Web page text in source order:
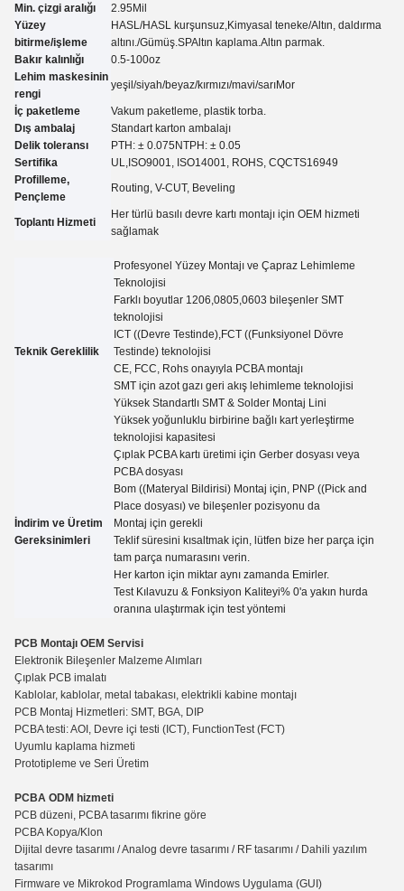
Min. çizgi aralığı
2.95Mil
Yüzey
bitirme/işleme
HASL/HASL kurşunsuz,Kimyasal teneke/Altın, daldırma
altını. /Gümüş. SPAltın kaplama. Altın parmak.
Bakır kalınlığı
0.5-100oz
Lehim maskesinin
rengi
yeşil/siyah/beyaz/kırmızı/mavi/sarıMor
İç paketleme
Vakum paketleme, plastik torba.
Dış ambalaj
Standart karton ambalajı
Delik toleransı
PTH: ± 0.075NTPH: ± 0.05
Sertifika
UL, ISO9001, ISO14001, ROHS, CQCTS16949
Profilleme,
Pençleme
Routing, V-CUT, Beveling
Toplantı Hizmeti
Her türlü basılı devre kartı montajı için OEM hizmeti
sağlamak
Teknik Gereklilik
Profesyonel Yüzey Montajı ve Çapraz Lehimleme
Teknolojisi
Farklı boyutlar 1206,0805,0603 bileşenler SMT
teknolojisi
ICT ((Devre Testinde),FCT ((Funksiyonel Dövre
Testinde) teknolojisi
CE, FCC, Rohs onayıyla PCBA montajı
SMT için azot gazı geri akış lehimleme teknolojisi
Yüksek Standartlı SMT & Solder Montaj Lini
Yüksek yoğunluklu birbirine bağlı kart yerleştirme
teknolojisi kapasitesi
İndirim ve Üretim
Gereksinimleri
Çıplak PCBA kartı üretimi için Gerber dosyası veya
PCBA dosyası
Bom ((Materyal Bildirisi) Montaj için, PNP ((Pick and
Place dosyası) ve bileşenler pozisyonu da
Montaj için gerekli
Teklif süresini kısaltmak için, lütfen bize her parça için
tam parça numarasını verin.
Her karton için miktar aynı zamanda Emirler.
Test Kılavuzu & Fonksiyon Kaliteyi% 0'a yakın hurda
oranına ulaştırmak için test yöntemi
PCB Montajı OEM Servisi
Elektronik Bileşenler Malzeme Alımları
Çıplak PCB imalatı
Kablolar, kablolar, metal tabakası, elektrikli kabine montajı
PCB Montaj Hizmetleri: SMT, BGA, DIP
PCBA testi: AOI, Devre içi testi (ICT), FunctionTest (FCT)
Uyumlu kaplama hizmeti
Prototipleme ve Seri Üretim
PCBA ODM hizmeti
PCB düzeni, PCBA tasarımı fikrine göre
PCBA Kopya/Klon
Dijital devre tasarımı / Analog devre tasarımı / RF tasarımı / Dahili yazılım
tasarımı
Firmware ve Mikrokod Programlama Windows Uygulama (GUI)